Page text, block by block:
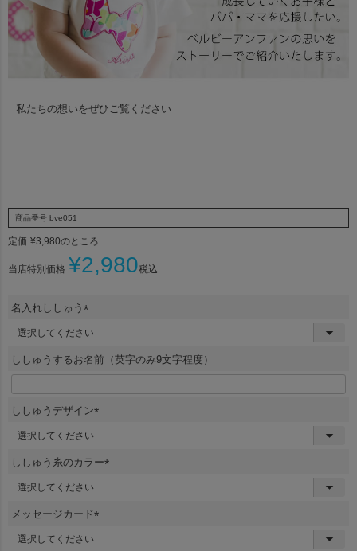
私たちの想いをぜひご覧ください
商品番号 bve051
定価 ¥3,980のところ
当店特別価格 ¥2,980税込
名入れししゅう
須
)
ししゅうするお名前（英字のみ9文字程度）
ししゅうデザイン
須
ししゅう糸のカラー
メッセージカード